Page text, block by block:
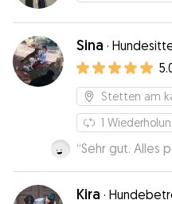
Sina ·
Stetten am
1
“Sehr gut. Alles
Kira ·